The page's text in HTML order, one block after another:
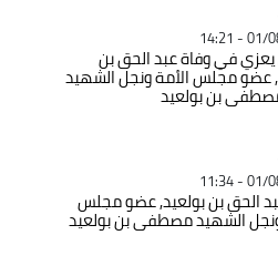
01/
في وفاة عبد الحق بن
عضو مجلس الأمة ونجل الشهيد
بن بولعيد
01/
الحق بن بولعيد, عضو مجلس
الشهيد مصطفى بن بولعيد